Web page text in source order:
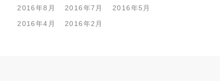
2016年8月
2016年7月
2016年5月
2016年4月
2016年2月